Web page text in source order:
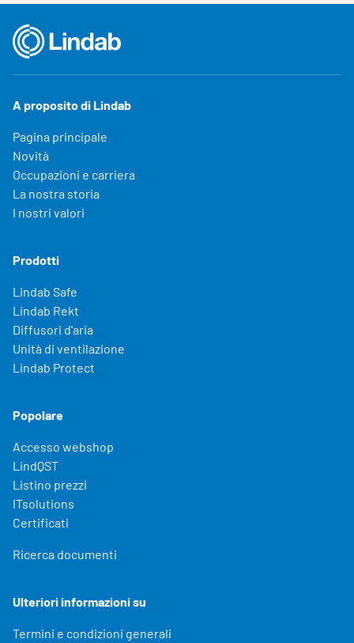
A proposito di Lindab
Pagina principale
Novità
Occupazioni e carriera
La nostra storia
I nostri valori
Prodotti
Lindab Safe
Lindab Rekt
Diffusori d'aria
Unità di ventilazione
Lindab Protect
Popolare
Accesso webshop
LindQST
Listino prezzi
ITsolutions
Certificati
Ricerca documenti
Ulteriori informazioni su
Termini e condizioni generali